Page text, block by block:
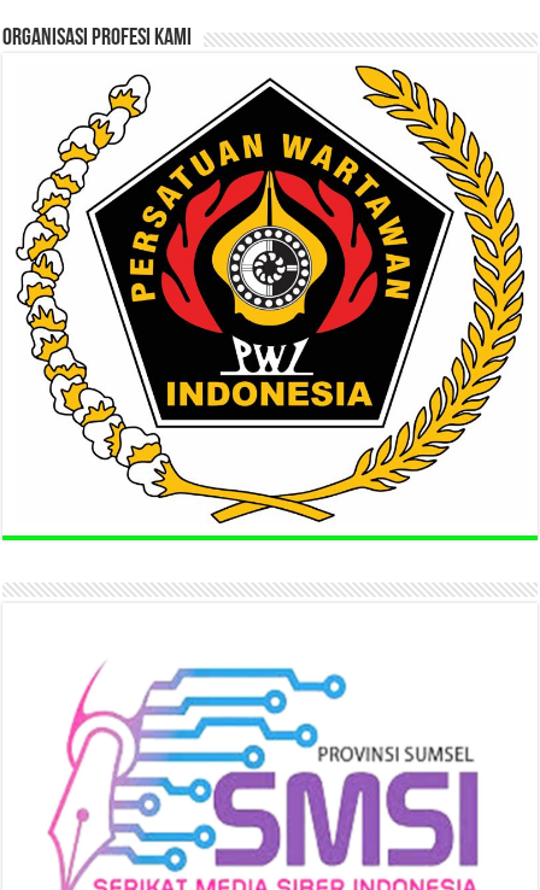
ORGANISASI PROFESI KAMI